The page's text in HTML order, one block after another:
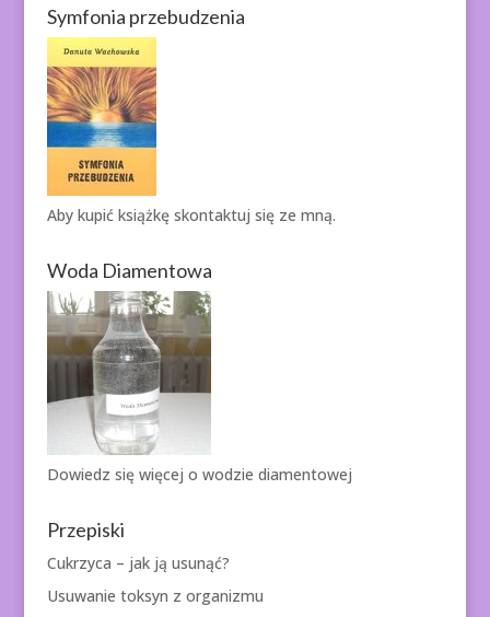
Symfonia przebudzenia
Aby kupić książkę skontaktuj się ze mną.
Woda Diamentowa
Dowiedz się więcej o wodzie diamentowej
Przepiski
Cukrzyca – jak ją usunąć?
Usuwanie toksyn z organizmu